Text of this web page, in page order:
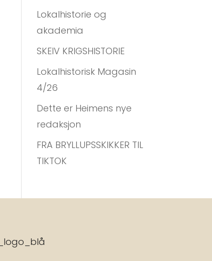
Lokalhistorie og
akademia
SKEIV KRIGSHISTORIE
Lokalhistorisk Magasin
4/26
Dette er Heimens nye
redaksjon
FRA BRYLLUPSSKIKKER TIL
TIKTOK